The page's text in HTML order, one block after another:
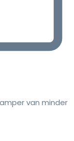
van minder